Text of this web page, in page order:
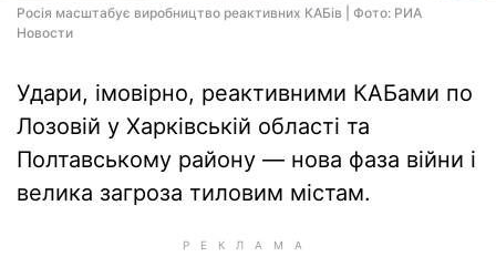
Росія масштабує виробництво реактивних КАБів | Фото: РИА
Новости
Удари, імовірно, реактивними КАБами по
Лозовій у Харківській області та
Полтавському району — нова фаза війни і
велика загроза тиловим містам.